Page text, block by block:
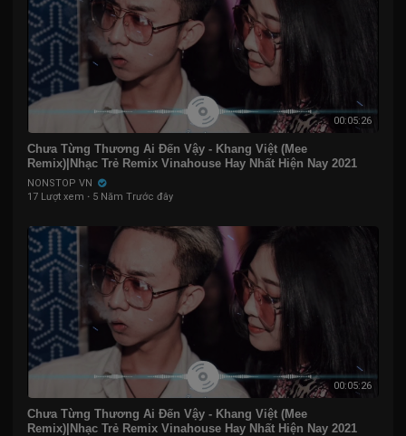
00:05:26
Chưa Từng Thương Ai Đến Vậy - Khang Việt (Mee
Remix)|Nhạc Trẻ Remix Vinahouse Hay Nhất Hiện Nay 2021
NONSTOP VN
17 Lượt xem · 5 Năm Trước đây
00:05:26
Chưa Từng Thương Ai Đến Vậy - Khang Việt (Mee
Remix)|Nhạc Trẻ Remix Vinahouse Hay Nhất Hiện Nay 2021